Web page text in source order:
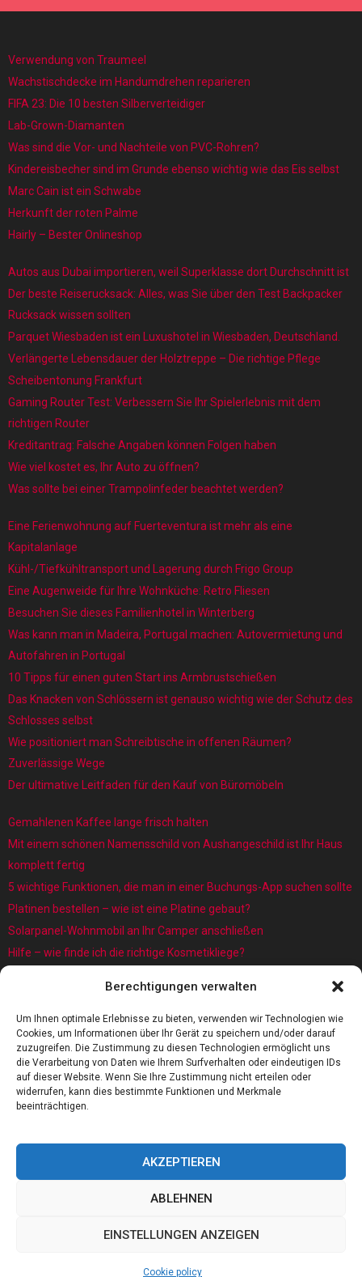
Berechtigungen verwalten
Um Ihnen optimale Erlebnisse zu bieten, verwenden wir Technologien wie
Cookies, um Informationen über Ihr Gerät zu speichern und/oder darauf
zuzugreifen. Die Zustimmung zu diesen Technologien ermöglicht uns
die Verarbeitung von Daten wie Ihrem Surfverhalten oder eindeutigen IDs
auf dieser Website. Wenn Sie Ihre Zustimmung nicht erteilen oder
widerrufen, kann dies bestimmte Funktionen und Merkmale
beeinträchtigen.
AKZEPTIEREN
ABLEHNEN
EINSTELLUNGEN ANZEIGEN
Cookie policy
Verwendung von Traumeel
Wachstischdecke im Handumdrehen reparieren
FIFA 23: Die 10 besten Silberverteidiger
Lab-Grown-Diamanten
Was sind die Vor- und Nachteile von PVC-Rohren?
Kindereisbecher sind im Grunde ebenso wichtig wie das Eis selbst
Marc Cain ist ein Schwabe
Herkunft der roten Palme
Hairly – Bester Onlineshop
Autos aus Dubai importieren, weil Superklasse dort Durchschnitt ist
Der beste Reiserucksack: Alles, was Sie über den Test Backpacker
Rucksack wissen sollten
Parquet Wiesbaden ist ein Luxushotel in Wiesbaden, Deutschland.
Verlängerte Lebensdauer der Holztreppe – Die richtige Pflege
Scheibentonung Frankfurt
Gaming Router Test: Verbessern Sie Ihr Spielerlebnis mit dem
richtigen Router
Kreditantrag: Falsche Angaben können Folgen haben
Wie viel kostet es, Ihr Auto zu öffnen?
Was sollte bei einer Trampolinfeder beachtet werden?
Eine Ferienwohnung auf Fuerteventura ist mehr als eine
Kapitalanlage
Kühl-/Tiefkühltransport und Lagerung durch Frigo Group
Eine Augenweide für Ihre Wohnküche: Retro Fliesen
Besuchen Sie dieses Familienhotel in Winterberg
Was kann man in Madeira, Portugal machen: Autovermietung und
Autofahren in Portugal
10 Tipps für einen guten Start ins Armbrustschießen
Das Knacken von Schlössern ist genauso wichtig wie der Schutz des
Schlosses selbst
Wie positioniert man Schreibtische in offenen Räumen?
Zuverlässige Wege
Der ultimative Leitfaden für den Kauf von Büromöbeln
Gemahlenen Kaffee lange frisch halten
Mit einem schönen Namensschild von Aushangeschild ist Ihr Haus
komplett fertig
5 wichtige Funktionen, die man in einer Buchungs-App suchen sollte
Platinen bestellen – wie ist eine Platine gebaut?
Solarpanel-Wohnmobil an Ihr Camper anschließen
Hilfe – wie finde ich die richtige Kosmetikliege?
Kaffee rösten: Das Röstverfahren ist wichtig für das Aroma
5 Gründe, warum jedes Baby einen Baby Schwimmring benötigt